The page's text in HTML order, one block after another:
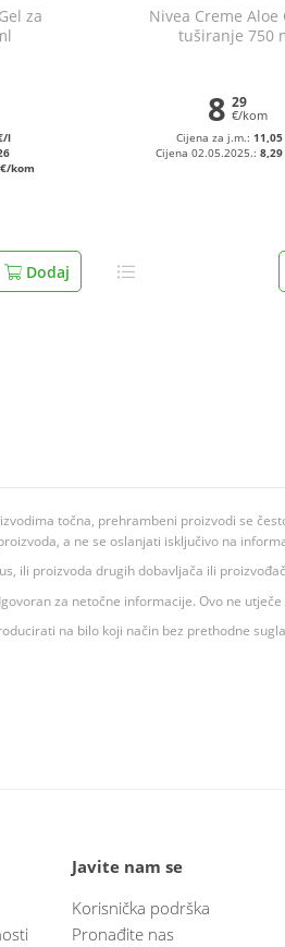
za
l
kom
Dodaj
Nivea Creme Aloe
tuširanje 750
8 29
€/kom
Cijena za j.m.:
Cijena 02.05.2025.:
točna, prehrambeni proizvodi se
a ne se oslanjati isključivo na
ili proizvoda drugih dobavljača ili
za netočne informacije. Ovo ne utječe
na bilo koji način bez prethodne
Javite nam se
Korisnička podrška
Pronađite nas